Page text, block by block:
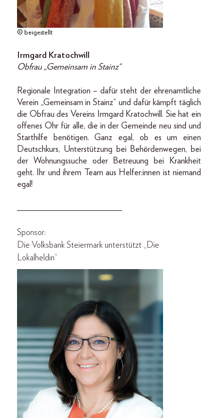
© beigestellt
Irmgard Kratochwill
Obfrau „Gemeinsam in Stainz“
Regionale Integration – dafür steht der ehrenamtliche
Verein „Gemeinsam in Stainz“ und dafür kämpft täglich
die Obfrau des Vereins Irmgard Kratochwill. Sie hat ein
offenes Ohr für alle, die in der Gemeinde neu sind und
Starthilfe benötigen. Ganz egal, ob es um einen
Deutschkurs, Unterstützung bei Behörden­wegen, bei
der Wohnungssuche oder Betreuung bei Krankheit
geht. Ihr und ihrem Team aus Helfer:innen ist niemand
egal!
________________________
Sponsor:
Die Volksbank Steiermark unterstützt „Die
Lokalheldin“